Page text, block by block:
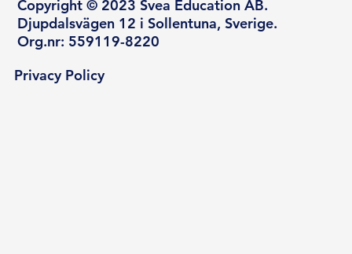
Copyright © 2023 Svea Education AB.
Djupdalsvägen 12 i Sollentuna, Sverige.
Org.nr: 559119-8220
Privacy Policy